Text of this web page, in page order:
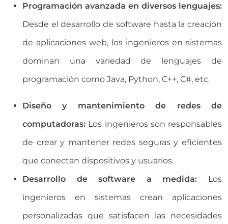
Programación avanzada en diversos lenguajes:
Desde el desarrollo de software hasta la creación
de aplicaciones web, los ingenieros en sistemas
dominan una variedad de lenguajes de
programación como Java, Python, C++, C#, etc.
Diseño y mantenimiento de redes de
computadoras: Los ingenieros son responsables
de crear y mantener redes seguras y eficientes
que conectan dispositivos y usuarios.
Desarrollo de software a medida: Los
ingenieros en sistemas crean aplicaciones
personalizadas que satisfacen las necesidades